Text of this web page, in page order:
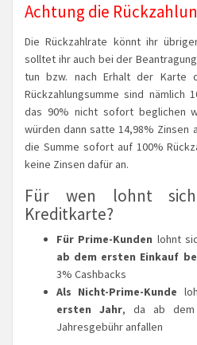
Achtung die
Die Rückzahlrate könnt ihr
solltet ihr auch bei der
tun bzw. nach Erhalt der Karte
Rückzahlungsumme sind nämlich
das 90% nicht sofort beglichen
würden dann satte 14,98% Zinsen
die Summe sofort auf 100%
keine Zinsen dafür an.
Für wen lohnt
Kreditkarte?
Für Prime-Kunden lohnt
ab dem ersten Einkauf
3% Cashbacks
Als Nicht-Prime-Kunde
ersten Jahr, da ab dem
Jahresgebühr anfallen